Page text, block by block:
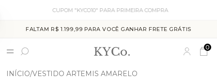
CUPOM "KYCO10" PARA PRIMEIRA COMPRA
FALTAM R$ 1.199,99 PARA VOCÊ GANHAR FRETE GRÁTIS
0
INÍCIO VESTIDO ARTEMIS AMARELO